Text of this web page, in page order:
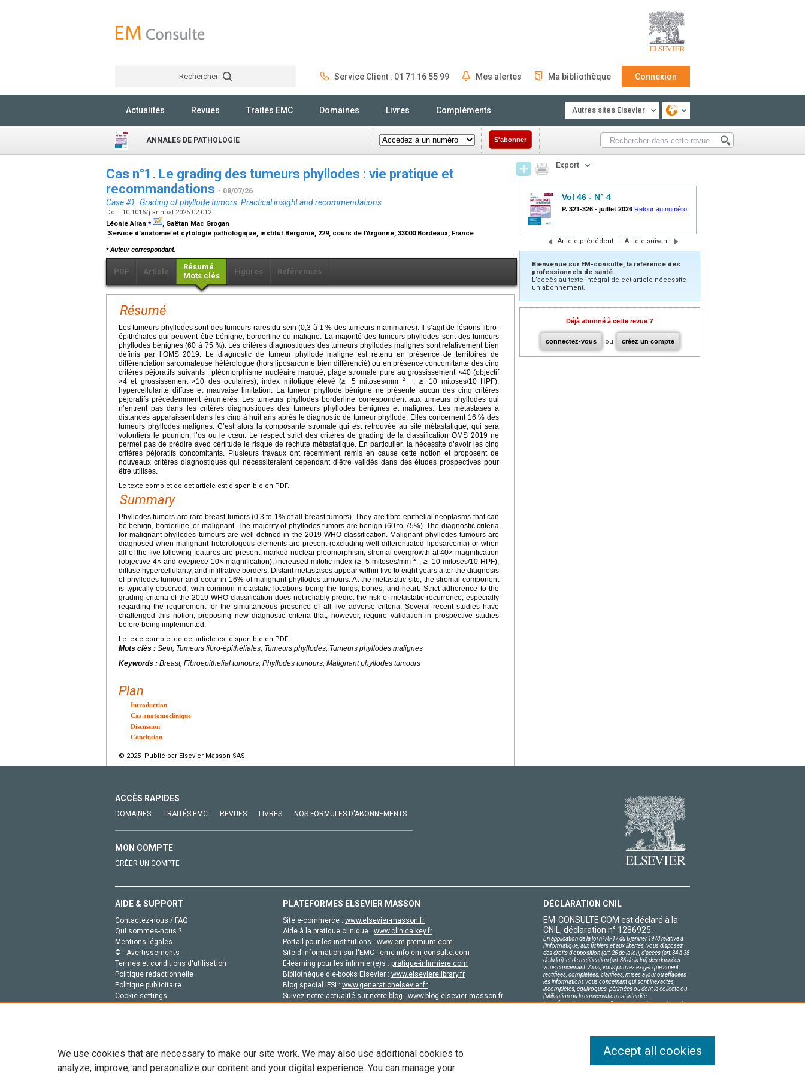
Rechercher Service Client : 01 71 16 55 99 Mes alertes Ma bibliothèque Connexion
Actualités Revues Traités EMC Domaines Livres Compléments Autres sites Elsevier
ANNALES DE PATHOLOGIE S'abonner
Cas n°1. Le grading des tumeurs phyllodes : vie pratique et
recommandations - 08/07/26
Case #1. Grading of phyllode tumors: Practical insight and recommendations
Doi : 10.1016/j.annpat.2025.02.012
Léonie Alran ⁎
, Gaëtan Mac Grogan
Service d’anatomie et cytologie pathologique, institut Bergonié, 229, cours de l’Argonne, 33000 Bordeaux, France
⁎Auteur correspondant.
PDF Article
Résumé
Mots clés
Figures Références
Résumé
Les tumeurs phyllodes sont des tumeurs rares du sein (0,3 à 1 % des tumeurs mammaires). Il s’agit de lésions fibro-
épithéliales qui peuvent être bénigne, borderline ou maligne. La majorité des tumeurs phyllodes sont des tumeurs
phyllodes bénignes (60 à 75 %). Les critères diagnostiques des tumeurs phyllodes malignes sont relativement bien
définis par l’OMS 2019. Le diagnostic de tumeur phyllode maligne est retenu en présence de territoires de
différenciation sarcomateuse hétérologue (hors liposarcome bien différencié) ou en présence concomitante des cinq
critères péjoratifs suivants : pléomorphisme nucléaire marqué, plage stromale pure au grossissement ×40 (objectif
×4 et grossissement ×10 des oculaires), index mitotique élevé (≥
5 mitoses/mm 2 ; ≥
10 mitoses/10 HPF),
hypercellularité diffuse et mauvaise limitation. La tumeur phyllode bénigne ne présente aucun des cinq critères
péjoratifs précédemment énumérés. Les tumeurs phyllodes borderline correspondent aux tumeurs phyllodes qui
n’entrent pas dans les critères diagnostiques des tumeurs phyllodes bénignes et malignes. Les métastases à
distances apparaissent dans les cinq à huit ans après le diagnostic de tumeur phyllode. Elles concernent 16 % des
tumeurs phyllodes malignes. C’est alors la composante stromale qui est retrouvée au site métastatique, qui sera
volontiers le poumon, l’os ou le cœur. Le respect strict des critères de grading de la classification OMS 2019 ne
permet pas de prédire avec certitude le risque de rechute métastatique. En particulier, la nécessité d’avoir les cinq
critères péjoratifs concomitants. Plusieurs travaux ont récemment remis en cause cette notion et proposent de
nouveaux critères diagnostiques qui nécessiteraient cependant d’être validés dans des études prospectives pour
être utilisés.
Le texte complet de cet article est disponible en PDF.
Summary
Phyllodes tumors are rare breast tumors (0.3 to 1% of all breast tumors). They are fibro-epithelial neoplasms that can
be benign, borderline, or malignant. The majority of phyllodes tumors are benign (60 to 75%). The diagnostic criteria
for malignant phyllodes tumours are well defined in the 2019 WHO classification. Malignant phyllodes tumours are
diagnosed when malignant heterologous elements are present (excluding well-differentiated liposarcoma) or when
all of the five following features are present: marked nuclear pleomorphism, stromal overgrowth at 40× magnification
(objective 4× and eyepiece 10× magnification), increased mitotic index (≥ 5 mitoses/mm 2 ; ≥ 10 mitoses/10 HPF),
diffuse hypercellularity, and infiltrative borders. Distant metastases appear within five to eight years after the diagnosis
of phyllodes tumour and occur in 16% of malignant phyllodes tumours. At the metastatic site, the stromal component
is typically observed, with common metastatic locations being the lungs, bones, and heart. Strict adherence to the
grading criteria of the 2019 WHO classification does not reliably predict the risk of metastatic recurrence, especially
regarding the requirement for the simultaneous presence of all five adverse criteria. Several recent studies have
challenged this notion, proposing new diagnostic criteria that, however, require validation in prospective studies
before being implemented.
Le texte complet de cet article est disponible en PDF.
Mots clés : Sein, Tumeurs fibro-épithéliales, Tumeurs phyllodes, Tumeurs phyllodes malignes
Keywords : Breast, Fibroepithelial tumours, Phyllodes tumours, Malignant phyllodes tumours
Plan
Introduction
Cas anatomoclinique
Discussion
Conclusion
© 2025 Publié par Elsevier Masson SAS.
Export
Vol 46 - N° 4
P. 321-326 - juillet 2026 Retour au numéro
Article précédent | Article suivant
Bienvenue sur EM-consulte, la référence des
professionnels de santé.
L’accès au texte intégral de cet article nécessite
un abonnement.
Déjà abonné à cette revue ?
connectez-vous ou créez un compte
ACCÈS RAPIDES
DOMAINES TRAITÉS EMC REVUES LIVRES NOS FORMULES D'ABONNEMENTS
MON COMPTE
CRÉER UN COMPTE
AIDE & SUPPORT
Contactez-nous / FAQ
Qui sommes-nous ?
Mentions légales
© - Avertissements
Termes et conditions d'utilisation
Politique rédactionnelle
Politique publicitaire
Cookie settings
PLATEFORMES ELSEVIER MASSON
Site e-commerce : www.elsevier-masson.fr
Aide à la pratique clinique : www.clinicalkey.fr
Portail pour les institutions : www.em-premium.com
Site d'information sur l'EMC : emc-info.em-consulte.com
E-learning pour les infirmier(e)s : pratique-infirmiere.com
Bibliothèque d'e-books Elsevier : www.elsevierelibrary.fr
Blog special IFSI : www.generationelsevier.fr
Suivez notre actualité sur notre blog : www.blog-elsevier-masson.fr
DÉCLARATION CNIL
EM-CONSULTE.COM est déclaré à la
CNIL, déclaration n° 1286925.
En application de la loi nº78-17 du 6 janvier 1978 relative à
l'informatique, aux fichiers et aux libertés, vous disposez
des droits d'opposition (art.26 de la loi), d'accès (art.34 à 38
de la loi), et de rectification (art.36 de la loi) des données
vous concernant. Ainsi, vous pouvez exiger que soient
rectifiées, complétées, clarifiées, mises à jour ou effacées
les informations vous concernant qui sont inexactes,
incomplètes, équivoques, périmées ou dont la collecte ou
l'utilisation ou la conservation est interdite.
Les informations personnelles concernant les visiteurs de
We use cookies that are necessary to make our site work. We may also use additional cookies to
analyze, improve, and personalize our content and your digital experience. You can manage your
Accept all cookies